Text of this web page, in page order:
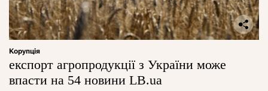
Корупція
експорт агропродукції з України може
впасти на 54 новини LB.ua